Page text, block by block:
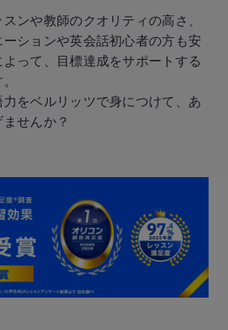
ンや教師のクオリティの高さ、
ションや英会話初心者の方も安
って、目標達成をサポートする
をベルリッツで身につけて、あ
せんか？